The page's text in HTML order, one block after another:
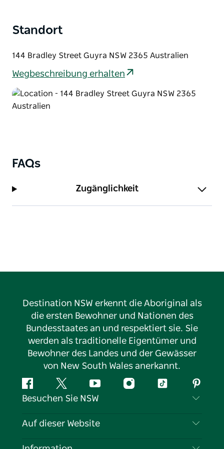
die Poesie-Aufführungen und Gespräche über
Strecke zwischen Newcastle und Brisbane, 30
Minuten nördlich von Armidale.
Standort
144 Bradley Street Guyra NSW 2365 Australien
Wegbeschreibung erhalten
FAQs
Zugänglichkeit
Destination NSW erkennt die Aboriginal als
die ersten Bewohner und Nationen des
Bundesstaates an und respektiert sie. Sie
werden als traditionelle Eigentümer und
Bewohner des Landes und der Gewässer
von New South Wales anerkannt.
FacebookTwitter YouTubeInstagramTikTok
Besuchen Sie NSW
Kontaktieren Sie uns
Auf dieser Website
Reiseziele